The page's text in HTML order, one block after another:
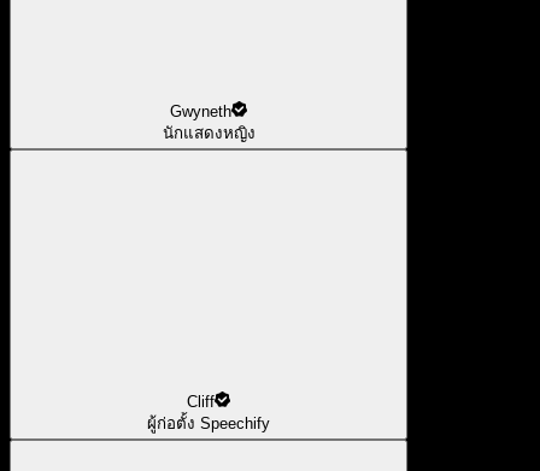
Gwyneth
นักแสดงหญิง
Cliff
ผู้ก่อตั้ง Speechify